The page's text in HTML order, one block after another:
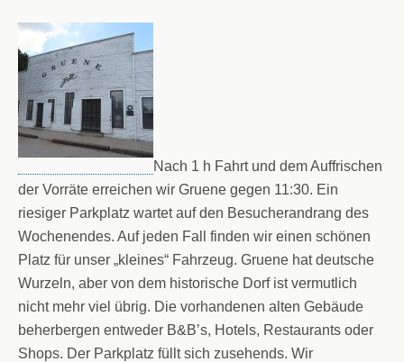
Nach 1 h Fahrt und dem Auffrischen
der Vorräte erreichen wir Gruene gegen 11:30. Ein
riesiger Parkplatz wartet auf den Besucherandrang des
Wochenendes. Auf jeden Fall finden wir einen schönen
Platz für unser „kleines“ Fahrzeug. Gruene hat deutsche
Wurzeln, aber von dem historische Dorf ist vermutlich
nicht mehr viel übrig. Die vorhandenen alten Gebäude
beherbergen entweder B&B’s, Hotels, Restaurants oder
Shops. Der Parkplatz füllt sich zusehends. Wir